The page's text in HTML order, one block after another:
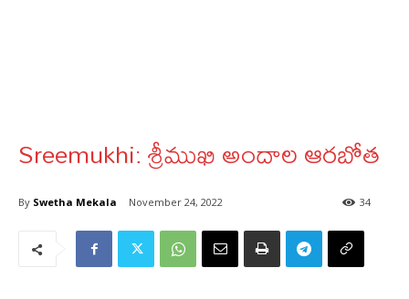
Sreemukhi: శ్రీముఖి అందాల ఆరబోత
By Swetha Mekala November 24, 2022 34